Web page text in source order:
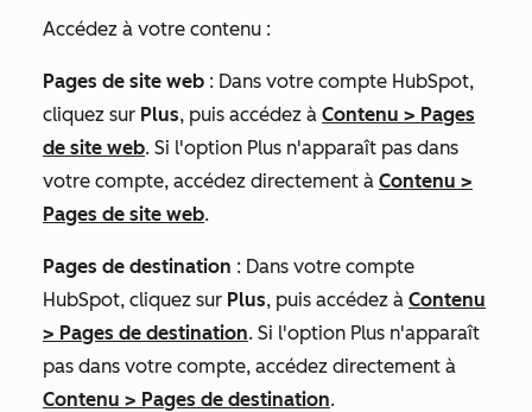
Accédez à votre contenu :
Pages de site web : Dans votre compte HubSpot,
cliquez sur Plus, puis accédez à Contenu > Pages
de site web. Si l'option Plus n'apparaît pas dans
votre compte, accédez directement à Contenu >
Pages de site web.
Pages de destination : Dans votre compte
HubSpot, cliquez sur Plus, puis accédez à Contenu
> Pages de destination. Si l'option Plus n'apparaît
pas dans votre compte, accédez directement à
Contenu > Pages de destination.